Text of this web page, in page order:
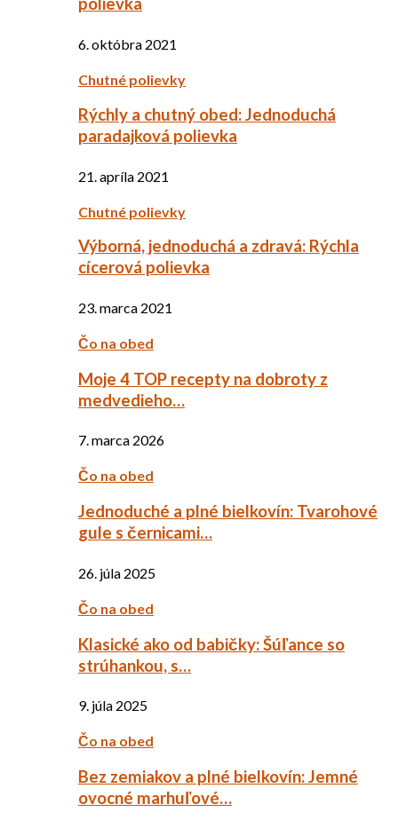
polievka
6. októbra 2021
Chutné polievky
Rýchly a chutný obed: Jednoduchá
paradajková polievka
21. apríla 2021
Chutné polievky
Výborná, jednoduchá a zdravá: Rýchla
cícerová polievka
23. marca 2021
Čo na obed
Moje 4 TOP recepty na dobroty z
medvedieho…
7. marca 2026
Čo na obed
Jednoduché a plné bielkovín: Tvarohové
gule s černicami…
26. júla 2025
Čo na obed
Klasické ako od babičky: Šúľance so
strúhankou, s…
9. júla 2025
Čo na obed
Bez zemiakov a plné bielkovín: Jemné
ovocné marhuľové…